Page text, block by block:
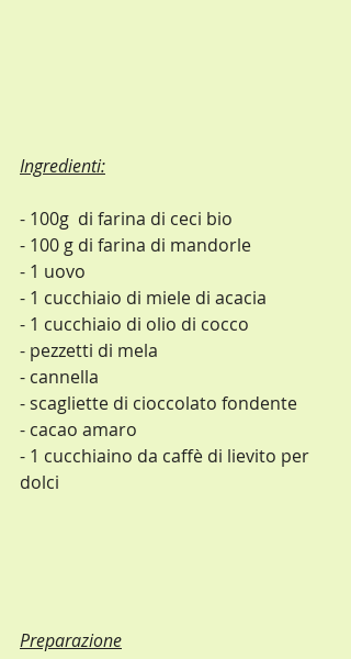
Ingredienti:
- 100g  di farina di ceci bio
- 100 g di farina di mandorle
- 1 uovo
- 1 cucchiaio di miele di acacia
- 1 cucchiaio di olio di cocco
- pezzetti di mela
- cannella
- scagliette di cioccolato fondente
- cacao amaro
- 1 cucchiaino da caffè di lievito per
dolci
Preparazione